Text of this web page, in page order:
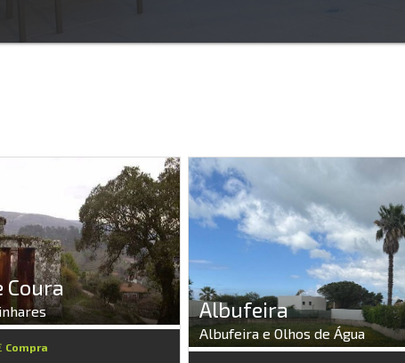
Coura
Compra
Albufeira
Albufeira e Olhos de Água